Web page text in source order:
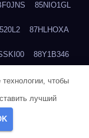
85NIO1GL
87HLHOXA
88Y1B346
8A6B5EEP
8BZT9YKF
чтобы
лучший